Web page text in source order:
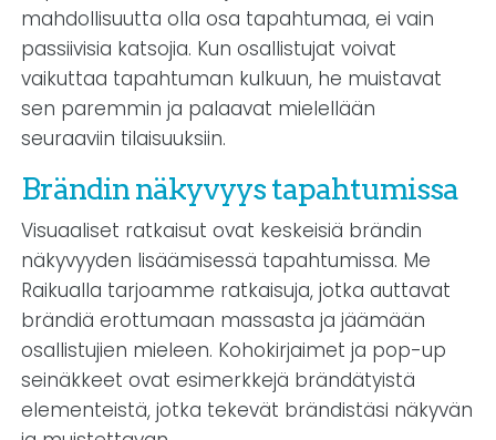
mahdollisuutta olla osa tapahtumaa, ei vain
passiivisia katsojia. Kun osallistujat voivat
vaikuttaa tapahtuman kulkuun, he muistavat
sen paremmin ja palaavat mielellään
seuraaviin tilaisuuksiin.
Brändin näkyvyys tapahtumissa
Visuaaliset ratkaisut ovat keskeisiä brändin
näkyvyyden lisäämisessä tapahtumissa. Me
Raikualla tarjoamme ratkaisuja, jotka auttavat
brändiä erottumaan massasta ja jäämään
osallistujien mieleen. Kohokirjaimet ja pop-up
seinäkkeet ovat esimerkkejä brändätyistä
elementeistä, jotka tekevät brändistäsi näkyvän